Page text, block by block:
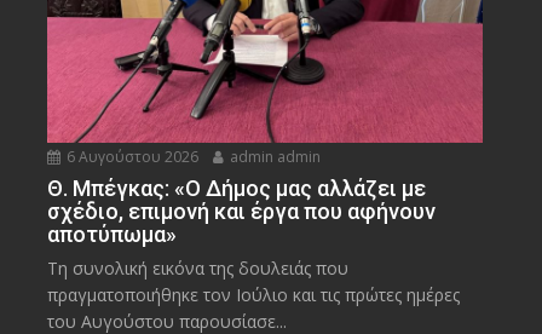
6 Αυγούστου 2026 admin admin
Θ. Μπέγκας: «Ο Δήμος μας αλλάζει με
σχέδιο, επιμονή και έργα που αφήνουν
αποτύπωμα»
Τη συνολική εικόνα της δουλειάς που
πραγματοποιήθηκε τον Ιούλιο και τις πρώτες ημέρες
του Αυγούστου παρουσίασε...